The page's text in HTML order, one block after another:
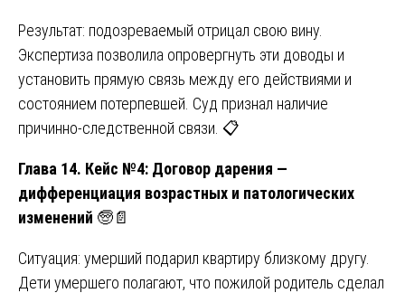
Результат: подозреваемый отрицал свою вину.
Экспертиза позволила опровергнуть эти доводы и
установить прямую связь между его действиями и
состоянием потерпевшей. Суд признал наличие
причинно-следственной связи. 📋
Глава 14. Кейс №4: Договор дарения —
дифференциация возрастных и патологических
изменений 🧓📄
Ситуация: умерший подарил квартиру близкому другу.
Дети умершего полагают, что пожилой родитель сделал